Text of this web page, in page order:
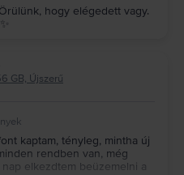
hogy elégedett vagy.
GB, Újszerű
kaptam, tényleg, mintha új
rendben van, még
elkezdtem beüzemelni a